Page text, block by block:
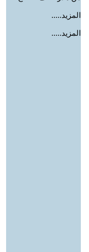
المزيد.....
المزيد.....